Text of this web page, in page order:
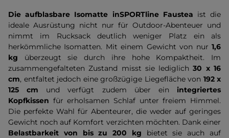
Die aufblasbare Isomatte inSPORTline Faustea ist die
ideale Ausrüstung nicht nur für Outdoor-Abenteuer und
nimmt im Rucksack deutlich weniger Platz ein als
herkömmliche Isomatten. Mit einem Gewicht von nur 1,6
kg überzeugt sie durch ihre hohe Kompaktheit. Im
zusammengefalteten Zustand misst sie lediglich30 x 16
cm, entfaltet jedoch eine großzügige Liegefläche von 192 x
125 cm und verfügt zudem über ein integriertes
Kopfkissen für erholsamen Schlaf unter freiem Himmel.
Die perfekte Wahl für Abenteurer, die weder auf geringes
Gewicht noch auf Komfort verzichten möchten. Dank einer
Belastbarkeit von bis zu 200 kg bietet sie auch auf